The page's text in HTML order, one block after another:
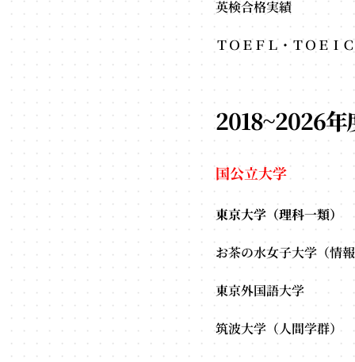
英検合格実績
ＴＯＥＦＬ・ＴＯＥＩ
2018~2026年
国公立大学
東京大学（理科一類）
お茶の水女子大学（情
東京外国語大学
筑波大学（人間学群）